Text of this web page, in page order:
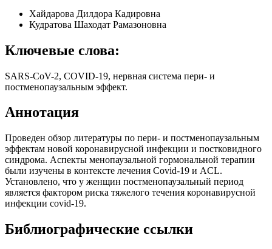
Хайдарова Дилдора Кадировна
Кудратова Шаходат Рамазоновна
Ключевые слова:
SARS-CoV-2, COVID-19, нервная система пери- и
постменопаузальным эффект.
Аннотация
Проведен обзор литературы по пери- и постменопаузальным
эффектам новой коронавирусной инфекции и постковидного
синдрома. Аспекты менопаузальной гормональной терапии
были изучены в контексте лечения Covid-19 и ACL.
Установлено, что у женщин постменопаузальный период
является фактором риска тяжелого течения коронавирусной
инфекции covid-19.
Библиографические ссылки